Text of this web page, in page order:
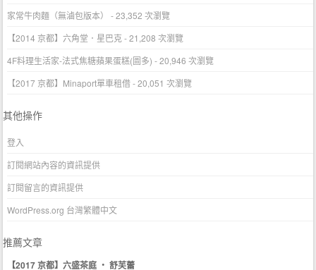
家常牛肉麵（無滷包版本）
- 23,352 次瀏覽
【2014 京都】六角堂．星巴克- 21,208 次瀏覽
4F料理生活家-法式焦糖蘋果蛋糕(圖多) - 20,946 次瀏覽
【2017 京都】Minaport單車租借- 20,051 次瀏覽
其他操作
登入
訂閱網站內容的資訊提供
訂閱留言的資訊提供
WordPress.org 台灣繁體中文
推薦文章
【2017 京都】六盛茶庭 ‧ 舒芙蕾